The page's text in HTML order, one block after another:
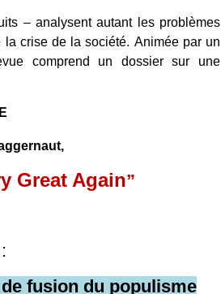
– analysent autant les problèmes
la crise de la société. Animée par un
comprend un dossier sur une
Great Again”
:
fusion du populisme